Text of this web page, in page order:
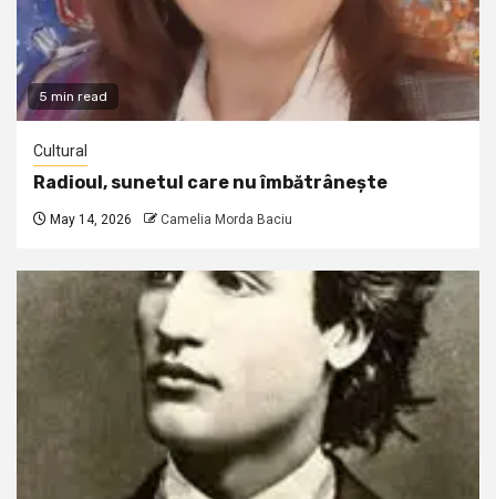
5 min read
Cultural
Radioul, sunetul care nu îmbătrânește
May 14, 2026 Camelia Morda Baciu